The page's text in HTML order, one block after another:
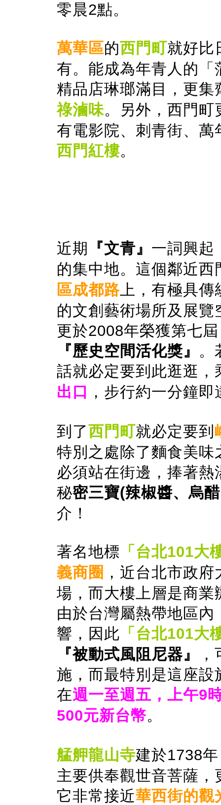
零晨2點。
萬華區的西門町就好比
有。能成為年青人的
精品店琳瑯滿目，更集
祿滷味。另外，西門
有電影院、刺青街、
西門紅樓。
近期 『文青』 一詞興起
的集中地。這個鄰近
區成都路上，有極具傳
的文創藝術場所及展覽
更於2008年榮獲第七屆
『歷史空間活化獎』 。
話就必定要到此逛逛，
出口
，步行約一分鐘即
到了西門町就必定要到
特別之處除了麵食美
必須站在街邊，捧著
秘密三寶(辣椒醬、烏
介！
著名地標 「台北101大
義商圈 ，近台北市政
場，而大樓上層是商業
由於台灣屬熱帶地區
響，因此 「台北101大
『被動式風阻尼器』
施，而最特別是這座
在週一至週五，上午9
500元新台幣。
艋舺龍山寺建於1738
主要供奉觀世音菩薩
它非常接近華西街的觀